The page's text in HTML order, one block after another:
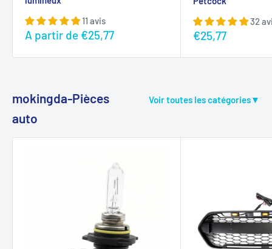
11 avis
Prix
réduit
A partir de €25,77
32
Prix
€25,77
mokingda-Pièces
auto
Voir toutes les catégories▼